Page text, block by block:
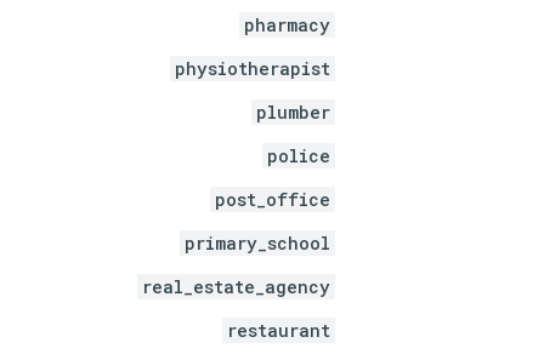
pharmacy
physiotherapist
plumber
police
post_office
primary_school
real_estate_agency
restaurant